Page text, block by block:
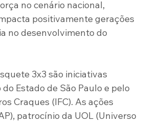
no cenário nacional,
positivamente gerações
no desenvolvimento do
3x3 são iniciativas
Estado de São Paulo e pelo
Craques (IFC). As ações
patrocínio da UOL (Universo